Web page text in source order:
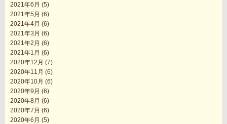
2021年6月 (5)
2021年5月 (6)
2021年4月 (6)
2021年3月 (6)
2021年2月 (6)
2021年1月 (6)
2020年12月 (7)
2020年11月 (6)
2020年10月 (6)
2020年9月 (6)
2020年8月 (6)
2020年7月 (6)
2020年6月 (5)